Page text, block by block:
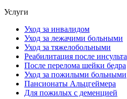
Услуги
Уход за инвалидом
Уход за лежачими больными
Уход за тяжелобольными
Реабилитация после инсульта
После перелома шейки бедра
Уход за пожилыми больными
Пансионаты Альцгеймера
Для пожилых с деменцией